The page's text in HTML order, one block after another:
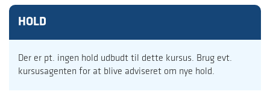
HOLD
Der er pt. ingen hold udbudt til dette kursus. Brug evt.
kursusagenten for at blive adviseret om nye hold.